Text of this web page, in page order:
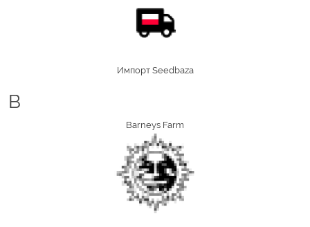
Импорт Seedbaza
B
Barneys Farm